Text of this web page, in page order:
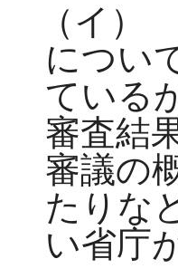
（イ）
につい
ている
審査結
審議の
たりな
い省庁